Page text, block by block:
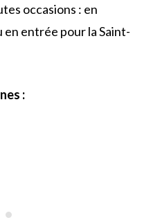
occasions : en
entrée pour la Saint-
: